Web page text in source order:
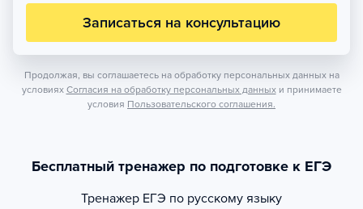
Записаться на консультацию
Продолжая, вы соглашаетесь на обработку персональных данных на
условиях Согласия на обработку персональных данных и принимаете
условия Пользовательского соглашения.
Бесплатный тренажер по подготовке к ЕГЭ
Тренажер ЕГЭ по русскому языку